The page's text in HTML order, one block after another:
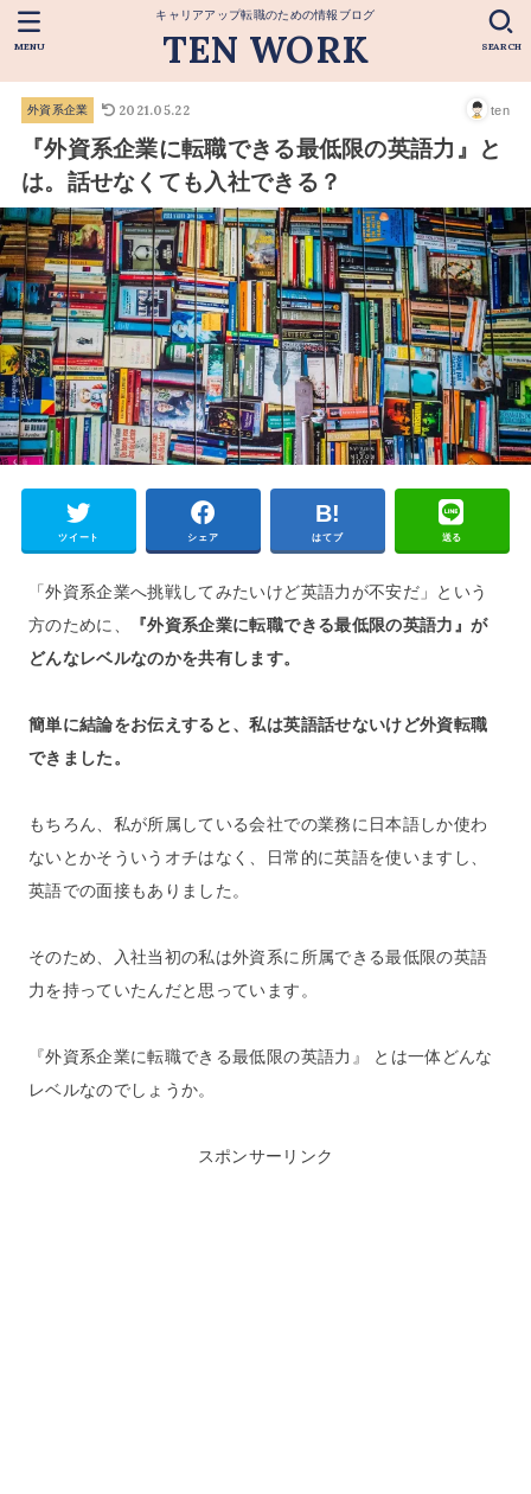
キャリアアップ転職のための情報ブログ
TEN WORK SEARCH
MENU
外資系企業 2021.05.22 ten
『外資系企業に転職できる最低限の英語力』と
は。話せなくても入社できる？
ツイート シェア はてブ 送る
「外資系企業へ挑戦してみたいけど英語力が不安だ」という
方のために、
『外資系企業に転職できる最低限の英語力』が
どんなレベルなのかを共有します。
簡単に結論をお伝えすると、私は英語話せないけど外資転職
できました。
もちろん、私が所属している会社での業務に日本語しか使わ
ないとかそういうオチはなく、日常的に英語を使いますし、
英語での面接もありました。
そのため、入社当初の私は外資系に所属できる最低限の英語
力を持っていたんだと思っています。
『外資系企業に転職できる最低限の英語力』 とは一体どんな
レベルなのでしょうか。
スポンサーリンク